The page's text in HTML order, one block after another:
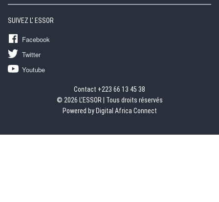
SUIVEZ L' ESSOR
Facebook
Twitter
Youtube
Contact +223 66 13 45 38
© 2026 L'ESSOR | Tous droits réservés
Powered by Digital Africa Connect